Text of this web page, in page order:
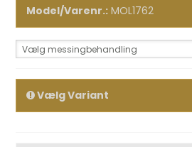
Model/Varenr.: MOL1762
Vælg messingbehandling
Vælg Variant